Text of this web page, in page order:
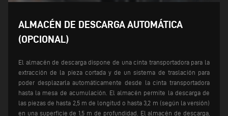
ALMACÉN DE DESCARGA AUTOMÁTICA
(OPCIONAL)
El almacén de descarga dispone de una cinta transportadora para la
extracción de la pieza cortada y de un sistema de traslación para
poder desplazarla automáticamente desde la cinta transportadora
hasta la mesa de acumulación. El almacén permite la descarga de
las piezas de hasta 2,5 m de longitud o hasta 3,2 m (según la versión)
en una superficie de 1,5 m de profundidad.
El almacén de descarga,